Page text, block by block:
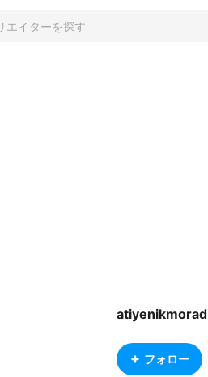
atiyenikmorad
フォロー